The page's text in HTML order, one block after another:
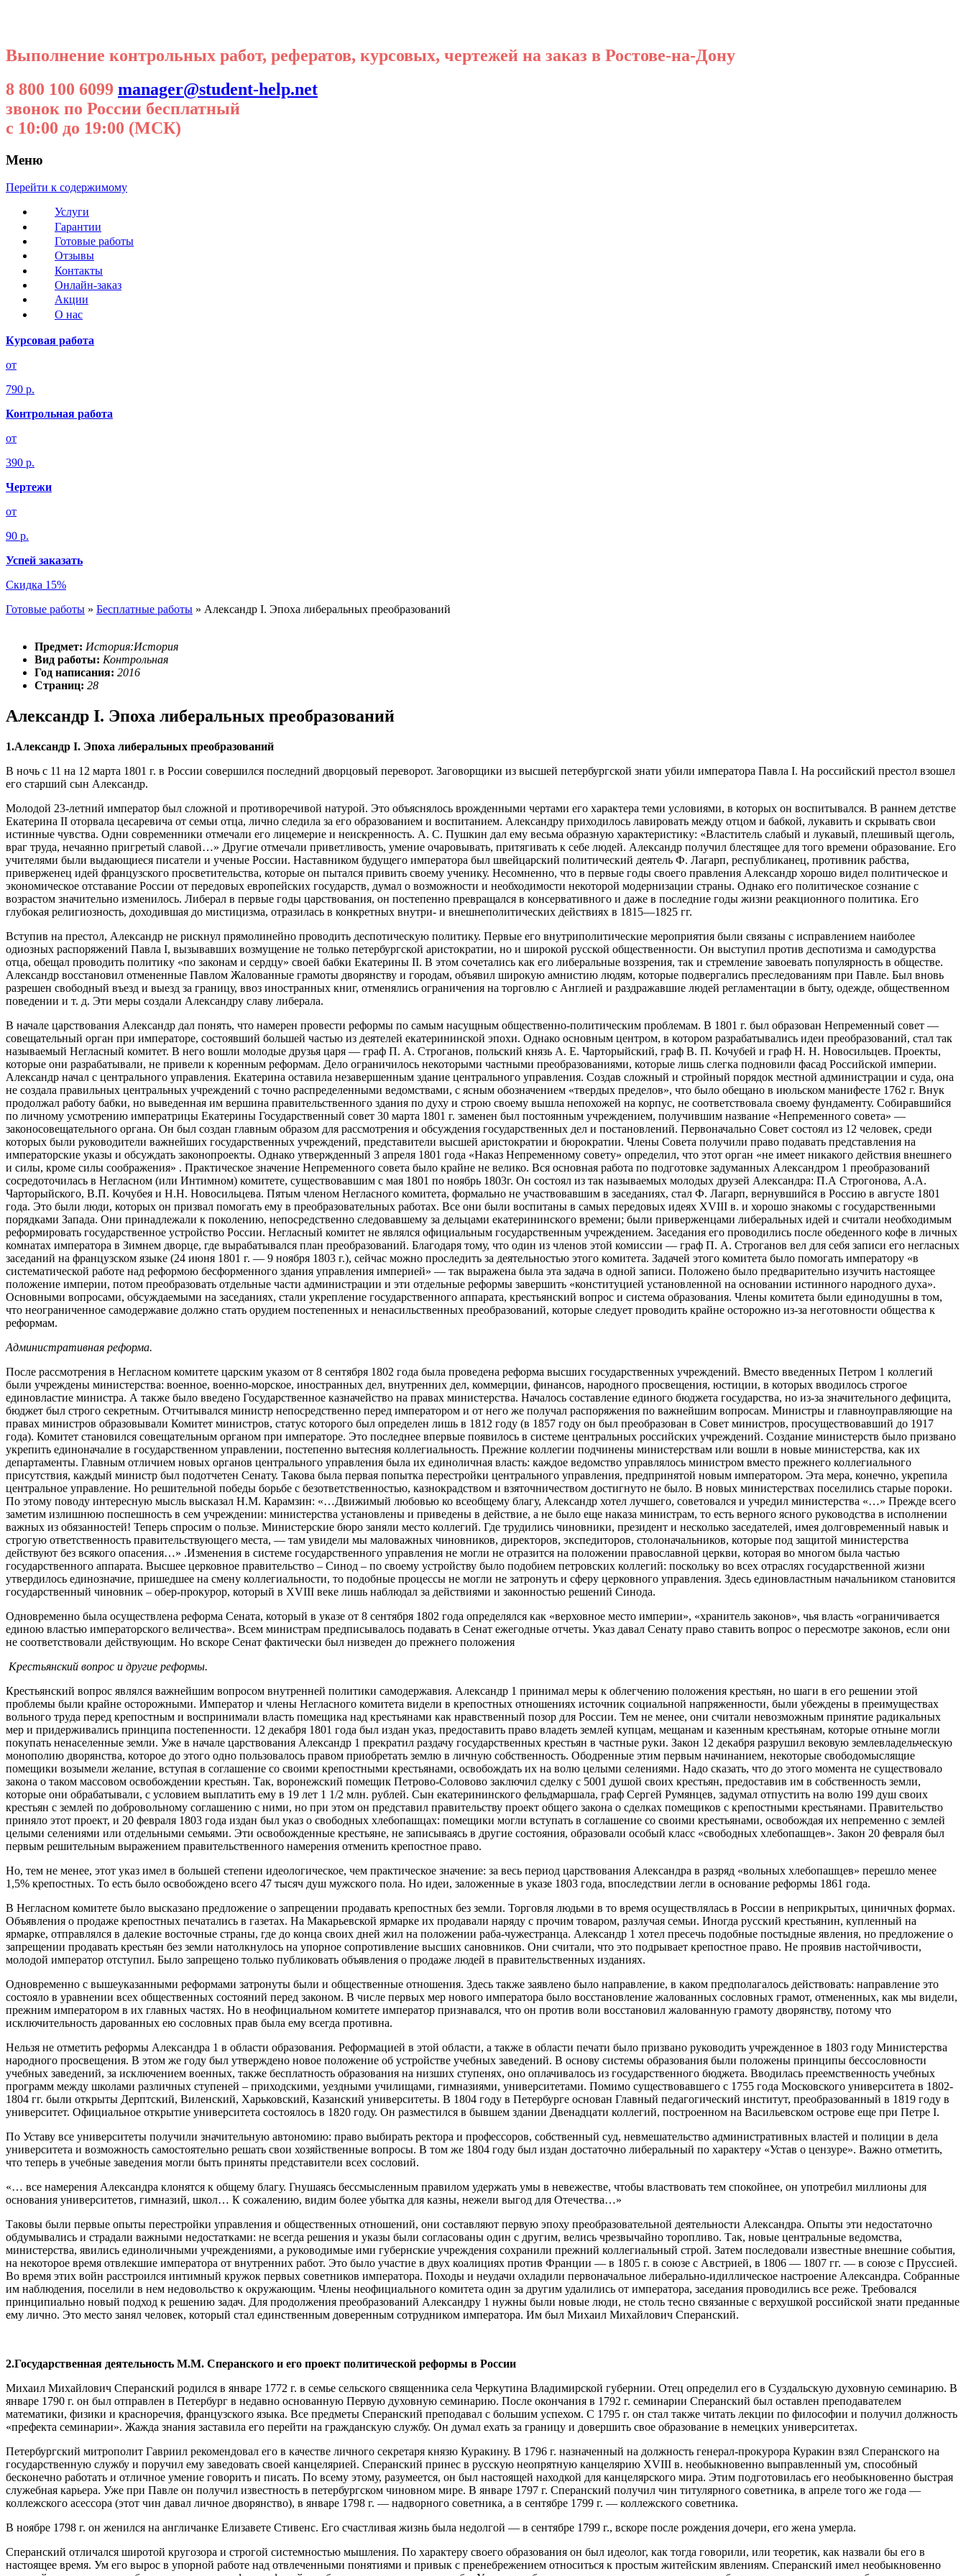
Выполнение контрольных работ, рефератов, курсовых, чертежей на заказ в Ростове-на-Дону
8 800 100 6099 manager@student-help.net
звонок по России бесплатный
с 10:00 до 19:00 (МСК)
Меню
Перейти к содержимому
Услуги
Гарантии
Готовые работы
Отзывы
Контакты
Онлайн-заказ
Акции
О нас
Курсовая работа
от
790 р.
Контрольная работа
от
390 р.
Чертежи
от
90 р.
Успей заказать
Скидка 15%
Готовые работы » Бесплатные работы » Александр I. Эпоха либеральных преобразований
Предмет: История:История
Вид работы: Контрольная
Год написания: 2016
Страниц: 28
Александр I. Эпоха либеральных преобразований
1.Александр I. Эпоха либеральных преобразований
В ночь с 11 на 12 марта 1801 г. в России совершился последний дворцовый переворот. Заговорщики из высшей петербургской знати убили императора Павла I. На российский престол взошел
его старший сын Александр.
Молодой 23-летний император был сложной и противоречивой натурой. Это объяснялось врожденными чертами его характера теми условиями, в которых он воспитывался. В раннем детстве
Екатерина II оторвала цесаревича от семьи отца, лично следила за его образованием и воспитанием. Александру приходилось лавировать между отцом и бабкой, лукавить и скрывать свои
истинные чувства. Одни современники отмечали его лицемерие и неискренность. А. С. Пушкин дал ему весьма образную характеристику: «Властитель слабый и лукавый, плешивый щеголь,
враг труда, нечаянно пригретый славой…» Другие отмечали приветливость, умение очаровывать, притягивать к себе людей. Александр получил блестящее для того времени образование. Его
учителями были выдающиеся писатели и ученые России. Наставником будущего императора был швейцарский политический деятель Ф. Лагарп, республиканец, противник рабства,
приверженец идей французского просветительства, которые он пытался привить своему ученику. Несомненно, что в первые годы своего правления Александр хорошо видел политическое и
экономическое отставание России от передовых европейских государств, думал о возможности и необходимости некоторой модернизации страны. Однако его политическое сознание с
возрастом значительно изменилось. Либерал в первые годы царствования, он постепенно превращался в консервативного и даже в последние годы жизни реакционного политика. Его
глубокая религиозность, доходившая до мистицизма, отразилась в конкретных внутри- и внешнеполитических действиях в 1815—1825 гг.
Вступив на престол, Александр не рискнул прямолинейно проводить деспотическую политику. Первые его внутриполитические мероприятия были связаны с исправлением наиболее
одиозных распоряжений Павла I, вызывавших возмущение не только петербургской аристократии, но и широкой русской общественности. Он выступил против деспотизма и самодурства
отца, обещал проводить политику «по законам и сердцу» своей бабки Екатерины II. В этом сочетались как его либеральные воззрения, так и стремление завоевать популярность в обществе.
Александр восстановил отмененные Павлом Жалованные грамоты дворянству и городам, объявил широкую амнистию людям, которые подвергались преследованиям при Павле. Был вновь
разрешен свободный въезд и выезд за границу, ввоз иностранных книг, отменялись ограничения на торговлю с Англией и раздражавшие людей регламентации в быту, одежде, общественном
поведении и т. д. Эти меры создали Александру славу либерала.
В начале царствования Александр дал понять, что намерен провести реформы по самым насущным общественно-политическим проблемам. В 1801 г. был образован Непременный совет —
совещательный орган при императоре, состоявший большей частью из деятелей екатерининской эпохи. Однако основным центром, в котором разрабатывались идеи преобразований, стал так
называемый Негласный комитет. В него вошли молодые друзья царя — граф П. А. Строганов, польский князь А. Е. Чарторыйский, граф В. П. Кочубей и граф Н. Н. Новосильцев. Проекты,
которые они разрабатывали, не привели к коренным реформам. Дело ограничилось некоторыми частными преобразованиями, которые лишь слегка подновили фасад Российской империи.
Александр начал с центрального управления. Екатерина оставила незавершенным здание центрального управления. Создав сложный и стройный порядок местной администрации и суда, она
не создала правильных центральных учреждений с точно распределенными ведомствами, с ясным обозначением «твердых пределов», что было обещано в июльском манифесте 1762 г. Внук
продолжал работу бабки, но выведенная им вершина правительственного здания по духу и строю своему вышла непохожей на корпус, не соответствовала своему фундаменту. Собиравшийся
по личному усмотрению императрицы Екатерины Государственный совет 30 марта 1801 г. заменен был постоянным учреждением, получившим название «Непременного совета» —
законосовещательного органа. Он был создан главным образом для рассмотрения и обсуждения государственных дел и постановлений. Первоначально Совет состоял из 12 человек, среди
которых были руководители важнейших государственных учреждений, представители высшей аристократии и бюрократии. Члены Совета получили право подавать представления на
императорские указы и обсуждать законопроекты. Однако утвержденный 3 апреля 1801 года «Наказ Непременному совету» определил, что этот орган «не имеет никакого действия внешнего
и силы, кроме силы соображения» . Практическое значение Непременного совета было крайне не велико. Вся основная работа по подготовке задуманных Александром 1 преобразований
сосредоточилась в Негласном (или Интимном) комитете, существовавшим с мая 1801 по ноябрь 1803г. Он состоял из так называемых молодых друзей Александра: П.А Строгонова, А.А.
Чарторыйского, В.П. Кочубея и Н.Н. Новосильцева. Пятым членом Негласного комитета, формально не участвовавшим в заседаниях, стал Ф. Лагарп, вернувшийся в Россию в августе 1801
года. Это были люди, которых он призвал помогать ему в преобразовательных работах. Все они были воспитаны в самых передовых идеях XVIII в. и хорошо знакомы с государственными
порядками Запада. Они принадлежали к поколению, непосредственно следовавшему за дельцами екатерининского времени; были приверженцами либеральных идей и считали необходимым
реформировать государственное устройство России. Негласный комитет не являлся официальным государственным учреждением. Заседания его проводились после обеденного кофе в личных
комнатах императора в Зимнем дворце, где вырабатывался план преобразований. Благодаря тому, что один из членов этой комиссии — граф П. А. Строганов вел для себя записи его негласных
заседаний на французском языке (24 июня 1801 г. — 9 ноября 1803 г.), сейчас можно проследить за деятельностью этого комитета. Задачей этого комитета было помогать императору «в
систематической работе над реформою бесформенного здания управления империей» — так выражена была эта задача в одной записи. Положено было предварительно изучить настоящее
положение империи, потом преобразовать отдельные части администрации и эти отдельные реформы завершить «конституцией установленной на основании истинного народного духа».
Основными вопросами, обсуждаемыми на заседаниях, стали укрепление государственного аппарата, крестьянский вопрос и система образования. Члены комитета были единодушны в том,
что неограниченное самодержавие должно стать орудием постепенных и ненасильственных преобразований, которые следует проводить крайне осторожно из-за неготовности общества к
реформам.
Административная реформа.
После рассмотрения в Негласном комитете царским указом от 8 сентября 1802 года была проведена реформа высших государственных учреждений. Вместо введенных Петром 1 коллегий
были учреждены министерства: военное, военно-морское, иностранных дел, внутренних дел, коммерции, финансов, народного просвещения, юстиции, в которых вводилось строгое
единовластие министра. А также было введено Государственное казначейство на правах министерства. Началось составление единого бюджета государства, но из-за значительного дефицита,
бюджет был строго секретным. Отчитывался министр непосредственно перед императором и от него же получал распоряжения по важнейшим вопросам. Министры и главноуправляющие на
правах министров образовывали Комитет министров, статус которого был определен лишь в 1812 году (в 1857 году он был преобразован в Совет министров, просуществовавший до 1917
года). Комитет становился совещательным органом при императоре. Это последнее впервые появилось в системе центральных российских учреждений. Создание министерств было призвано
укрепить единоначалие в государственном управлении, постепенно вытесняя коллегиальность. Прежние коллегии подчинены министерствам или вошли в новые министерства, как их
департаменты. Главным отличием новых органов центрального управления была их единоличная власть: каждое ведомство управлялось министром вместо прежнего коллегиального
присутствия, каждый министр был подотчетен Сенату. Такова была первая попытка перестройки центрального управления, предпринятой новым императором. Эта мера, конечно, укрепила
центральное управление. Но решительной победы борьбе с безответственностью, казнокрадством и взяточничеством достигнуто не было. В новых министерствах поселились старые пороки.
По этому поводу интересную мысль высказал Н.М. Карамзин: «…Движимый любовью ко всеобщему благу, Александр хотел лучшего, советовался и учредил министерства «…» Прежде всего
заметим излишнюю поспешность в сем учреждении: министерства установлены и приведены в действие, а не было еще наказа министрам, то есть верного ясного руководства в исполнении
важных из обязанностей! Теперь спросим о пользе. Министерские бюро заняли место коллегий. Где трудились чиновники, президент и несколько заседателей, имея долговременный навык и
строгую ответственность правительствующего места, — там увидели мы маловажных чиновников, директоров, экспедиторов, столоначальников, которые под защитой министерства
действуют без всякого опасения…» .Изменения в системе государственного управления не могли не отразится на положении православной церкви, которая во многом была частью
государственного аппарата. Высшее церковное правительство – Синод – по своему устройству было подобием петровских коллегий: поскольку во всех отраслях государственной жизни
утвердилось единозначие, пришедшее на смену коллегиальности, то подобные процессы не могли не затронуть и сферу церковного управления. Здесь единовластным начальником становится
государственный чиновник – обер-прокурор, который в XVIII веке лишь наблюдал за действиями и законностью решений Синода.
Одновременно была осуществлена реформа Сената, который в указе от 8 сентября 1802 года определялся как «верховное место империи», «хранитель законов», чья власть «ограничивается
единою властью императорского величества». Всем министрам предписывалось подавать в Сенат ежегодные отчеты. Указ давал Сенату право ставить вопрос о пересмотре законов, если они
не соответствовали действующим. Но вскоре Сенат фактически был низведен до прежнего положения
Крестьянский вопрос и другие реформы.
Крестьянский вопрос являлся важнейшим вопросом внутренней политики самодержавия. Александр 1 принимал меры к облегчению положения крестьян, но шаги в его решении этой
проблемы были крайне осторожными. Император и члены Негласного комитета видели в крепостных отношениях источник социальной напряженности, были убеждены в преимуществах
вольного труда перед крепостным и воспринимали власть помещика над крестьянами как нравственный позор для России. Тем не менее, они считали невозможным принятие радикальных
мер и придерживались принципа постепенности. 12 декабря 1801 года был издан указ, предоставить право владеть землей купцам, мещанам и казенным крестьянам, которые отныне могли
покупать ненаселенные земли. Уже в начале царствования Александр 1 прекратил раздачу государственных крестьян в частные руки. Закон 12 декабря разрушил вековую землевладельческую
монополию дворянства, которое до этого одно пользовалось правом приобретать землю в личную собственность. Ободренные этим первым начинанием, некоторые свободомыслящие
помещики возымели желание, вступая в соглашение со своими крепостными крестьянами, освобождать их на волю целыми селениями. Надо сказать, что до этого момента не существовало
закона о таком массовом освобождении крестьян. Так, воронежский помещик Петрово-Соловово заключил сделку с 5001 душой своих крестьян, предоставив им в собственность земли,
которые они обрабатывали, с условием выплатить ему в 19 лет 1 1/2 млн. рублей. Сын екатерининского фельдмаршала, граф Сергей Румянцев, задумал отпустить на волю 199 душ своих
крестьян с землей по добровольному соглашению с ними, но при этом он представил правительству проект общего закона о сделках помещиков с крепостными крестьянами. Правительство
приняло этот проект, и 20 февраля 1803 года издан был указ о свободных хлебопашцах: помещики могли вступать в соглашение со своими крестьянами, освобождая их непременно с землей
целыми селениями или отдельными семьями. Эти освобожденные крестьяне, не записываясь в другие состояния, образовали особый класс «свободных хлебопашцев». Закон 20 февраля был
первым решительным выражением правительственного намерения отменить крепостное право.
Но, тем не менее, этот указ имел в большей степени идеологическое, чем практическое значение: за весь период царствования Александра в разряд «вольных хлебопашцев» перешло менее
1,5% крепостных. То есть было освобождено всего 47 тысяч душ мужского пола. Но идеи, заложенные в указе 1803 года, впоследствии легли в основание реформы 1861 года.
В Негласном комитете было высказано предложение о запрещении продавать крепостных без земли. Торговля людьми в то время осуществлялась в России в неприкрытых, циничных формах.
Объявления о продаже крепостных печатались в газетах. На Макарьевской ярмарке их продавали наряду с прочим товаром, разлучая семьи. Иногда русский крестьянин, купленный на
ярмарке, отправлялся в далекие восточные страны, где до конца своих дней жил на положении раба-чужестранца. Александр 1 хотел пресечь подобные постыдные явления, но предложение о
запрещении продавать крестьян без земли натолкнулось на упорное сопротивление высших сановников. Они считали, что это подрывает крепостное право. Не проявив настойчивости,
молодой император отступил. Было запрещено только публиковать объявления о продаже людей в правительственных изданиях.
Одновременно с вышеуказанными реформами затронуты были и общественные отношения. Здесь также заявлено было направление, в каком предполагалось действовать: направление это
состояло в уравнении всех общественных состояний перед законом. В числе первых мер нового императора было восстановление жалованных сословных грамот, отмененных, как мы видели,
прежним императором в их главных частях. Но в неофициальном комитете император признавался, что он против воли восстановил жалованную грамоту дворянству, потому что
исключительность дарованных ею сословных прав была ему всегда противна.
Нельзя не отметить реформы Александра 1 в области образования. Реформацией в этой области, а также в области печати было призвано руководить учрежденное в 1803 году Министерства
народного просвещения. В этом же году был утверждено новое положение об устройстве учебных заведений. В основу системы образования были положены принципы бессословности
учебных заведений, за исключением военных, также бесплатность образования на низших ступенях, оно оплачивалось из государственного бюджета. Вводилась преемственность учебных
программ между школами различных ступеней – приходскими, уездными училищами, гимназиями, университетами. Помимо существовавшего с 1755 года Московского университета в 1802-
1804 гг. были открыты Дерптский, Виленский, Харьковский, Казанский университеты. В 1804 году в Петербурге основан Главный педагогический институт, преобразованный в 1819 году в
университет. Официальное открытие университета состоялось в 1820 году. Он разместился в бывшем здании Двенадцати коллегий, построенном на Васильевском острове еще при Петре I.
По Уставу все университеты получили значительную автономию: право выбирать ректора и профессоров, собственный суд, невмешательство административных властей и полиции в дела
университета и возможность самостоятельно решать свои хозяйственные вопросы. В том же 1804 году был издан достаточно либеральный по характеру «Устав о цензуре». Важно отметить,
что теперь в учебные заведения могли быть приняты представители всех сословий.
«… все намерения Александра клонятся к общему благу. Гнушаясь бессмысленным правилом удержать умы в невежестве, чтобы властвовать тем спокойнее, он употребил миллионы для
основания университетов, гимназий, школ… К сожалению, видим более убытка для казны, нежели выгод для Отечества…»
Таковы были первые опыты перестройки управления и общественных отношений, они составляют первую эпоху преобразовательной деятельности Александра. Опыты эти недостаточно
обдумывались и страдали важными недостатками: не всегда решения и указы были согласованы один с другим, велись чрезвычайно торопливо. Так, новые центральные ведомства,
министерства, явились единоличными учреждениями, а руководимые ими губернские учреждения сохранили прежний коллегиальный строй. Затем последовали известные внешние события,
на некоторое время отвлекшие императора от внутренних работ. Это было участие в двух коалициях против Франции — в 1805 г. в союзе с Австрией, в 1806 — 1807 гг. — в союзе с Пруссией.
Во время этих войн расстроился интимный кружок первых советников императора. Походы и неудачи охладили первоначальное либерально-идиллическое настроение Александра. Собранные
им наблюдения, поселили в нем недовольство к окружающим. Члены неофициального комитета один за другим удалились от императора, заседания проводились все реже. Требовался
принципиально новый подход к решению задач. Для продолжения преобразований Александру 1 нужны были новые люди, не столь тесно связанные с верхушкой российской знати преданные
ему лично. Это место занял человек, который стал единственным доверенным сотрудником императора. Им был Михаил Михайлович Сперанский.
2.Государственная деятельность М.М. Сперанского и его проект политической реформы в России
Михаил Михайлович Сперанский родился в январе 1772 г. в семье сельского священника села Черкутина Владимирской губернии. Отец определил его в Суздальскую духовную семинарию. В
январе 1790 г. он был отправлен в Петербург в недавно основанную Первую духовную семинарию. После окончания в 1792 г. семинарии Сперанский был оставлен преподавателем
математики, физики и красноречия, французского языка. Все предметы Сперанский преподавал с большим успехом. С 1795 г. он стал также читать лекции по философии и получил должность
«префекта семинарии». Жажда знания заставила его перейти на гражданскую службу. Он думал ехать за границу и довершить свое образование в немецких университетах.
Петербургский митрополит Гавриил рекомендовал его в качестве личного секретаря князю Куракину. В 1796 г. назначенный на должность генерал-прокурора Куракин взял Сперанского на
государственную службу и поручил ему заведовать своей канцелярией. Сперанский принес в русскую неопрятную канцелярию XVIII в. необыкновенно выправленный ум, способный
бесконечно работать и отличное умение говорить и писать. По всему этому, разумеется, он был настоящей находкой для канцелярского мира. Этим подготовилась его необыкновенно быстрая
служебная карьера. Уже при Павле он получил известность в петербургском чиновном мире. В январе 1797 г. Сперанский получил чин титулярного советника, в апреле того же года —
коллежского асессора (этот чин давал личное дворянство), в январе 1798 г. — надворного советника, а в сентябре 1799 г. — коллежского советника.
В ноябре 1798 г. он женился на англичанке Елизавете Стивенс. Его счастливая жизнь была недолгой — в сентябре 1799 г., вскоре после рождения дочери, его жена умерла.
Сперанский отличался широтой кругозора и строгой системностью мышления. По характеру своего образования он был идеолог, как тогда говорили, или теоретик, как назвали бы его в
настоящее время. Ум его вырос в упорной работе над отвлеченными понятиями и привык с пренебрежением относиться к простым житейским явлениям. Сперанский имел необыкновенно